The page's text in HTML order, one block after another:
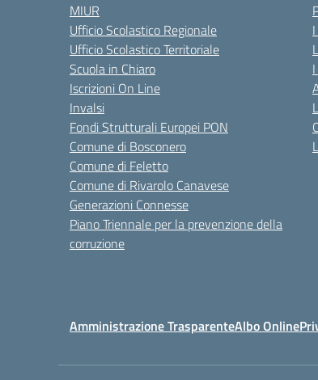
MIUR
Ufficio Scolastico Regionale
Ufficio Scolastico Territoriale
Scuola in Chiaro
Iscrizioni On Line
Invalsi
Fondi Strutturali Europei PON
Comune di Bosconero
Comune di Feletto
Comune di Rivarolo Canavese
Generazioni Connesse
Piano Triennale per la prevenzione della
corruzione
Amministrazione TrasparenteAlbo Online